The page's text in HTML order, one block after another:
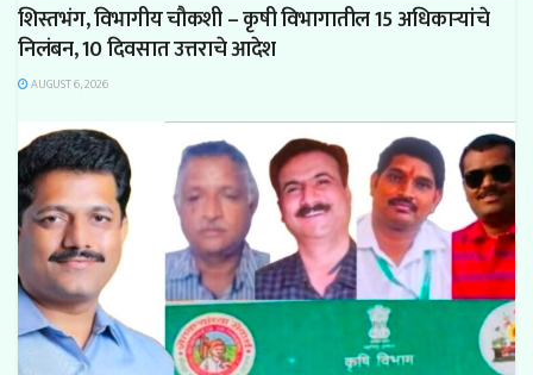
शिस्तभंग, विभागीय चौकशी – कृषी विभागातील 15 अधिकाऱ्यांचे
निलंबन, 10 दिवसात उत्तराचे आदेश
AUGUST 6, 2026